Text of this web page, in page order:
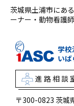
茨城県土浦市にあ
ーナー・動物看護
進路相談
〒300-0823 茨城